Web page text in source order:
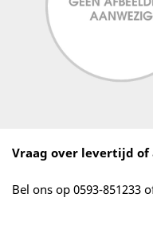
Vraag over levertijd
Bel ons op 0593-851233